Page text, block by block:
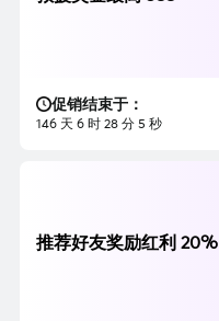
促销结束于：
146 天 6 时 28 分 3 秒
推荐好友奖励红利 20%